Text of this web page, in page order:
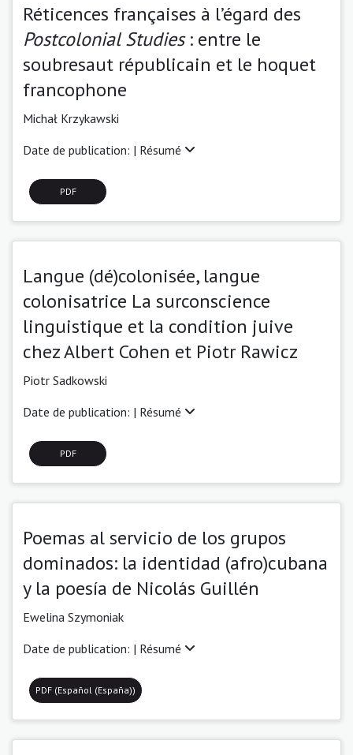
Réticences françaises à l’égard des
Postcolonial Studies: entre le
soubresaut républicain et le hoquet
francophone
Michał Krzykawski
Date de publication: | Résumé
PDF
Langue (dé)colonisée, langue
colonisatrice La surconscience
linguistique et la condition juive
chez Albert Cohen et Piotr Rawicz
Piotr Sadkowski
Date de publication: | Résumé
PDF
Poemas al servicio de los grupos
dominados: la identidad (afro)cubana
y la poesía de Nicolás Guillén
Ewelina Szymoniak
Date de publication: | Résumé
PDF (Español (España))